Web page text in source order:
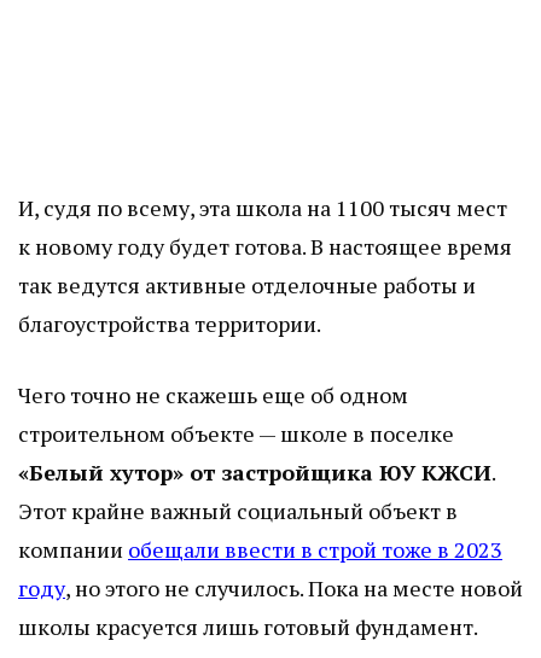
И, судя по всему, эта школа на 1100 тысяч мест
к новому году будет готова. В настоящее время
так ведутся активные отделочные работы и
благоустройства территории.
Чего точно не скажешь еще об одном
строительном объекте — школе в поселке
«Белый хутор» от застройщика ЮУ КЖСИ.
Этот крайне важный социальный объект в
компании обещали ввести в строй тоже в 2023
году, но этого не случилось. Пока на месте новой
школы красуется лишь готовый фундамент.